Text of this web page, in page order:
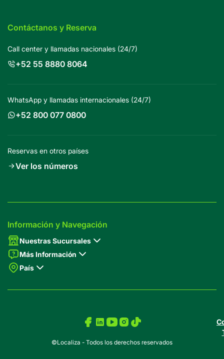
Información y Navegación
Nuestras Sucursales
Más Información
País
Contáctanos y Reserva
Call center y llamadas nacionales (24/7)
+52 55 8880 8064
WhatsApp y llamadas internacionales (24/7)
+52 800 077 0800
Reservas en otros países
Ver los números
©Localiza - Todos los derechos reservados